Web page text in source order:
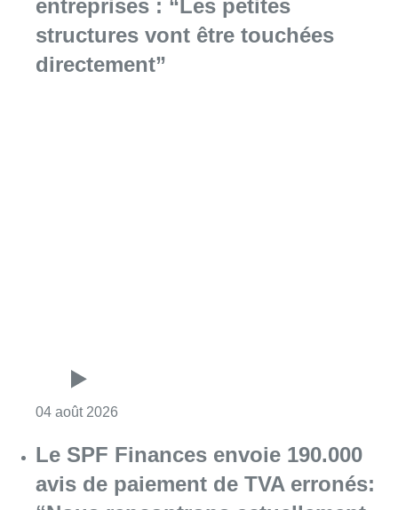
entreprises : “Les petites
structures vont être touchées
directement”
04 août 2026
Le SPF Finances envoie 190.000
avis de paiement de TVA erronés: